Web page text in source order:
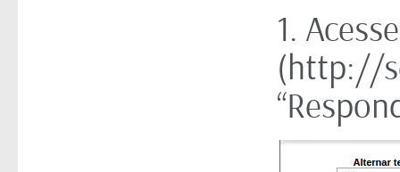
1.
(http://